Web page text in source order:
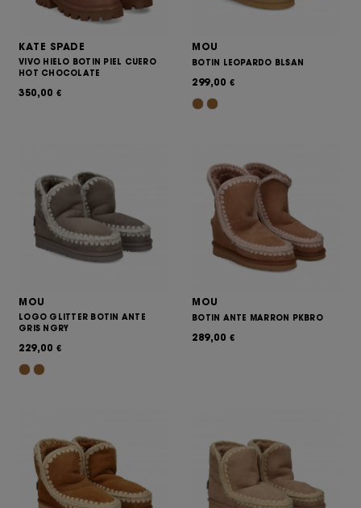
KATE SPADE
VIVO HIELO BOTIN PIEL CUERO
HOT CHOCOLATE
350,00 €
MOU
BOTIN LEOPARDO BLSAN
299,00 €
MOU
LOGO GLITTER BOTIN ANTE
GRIS NGRY
229,00 €
MOU
BOTIN ANTE MARRON PKBRO
289,00 €